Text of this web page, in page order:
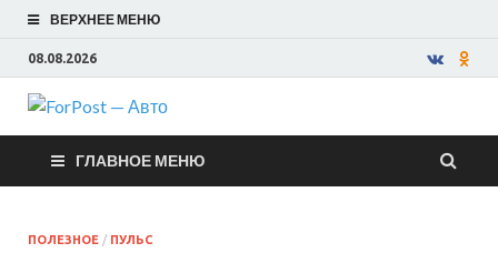
ВЕРХНЕЕ МЕНЮ
08.08.2026
ForPost —
Авто
ГЛАВНОЕ МЕНЮ
ПОЛЕЗНОЕ / ПУЛЬС